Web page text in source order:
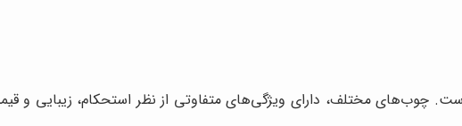
چوب‌های مختلف، دارای ویژگی‌های متفاوتی از نظر استحکام، زیبایی و